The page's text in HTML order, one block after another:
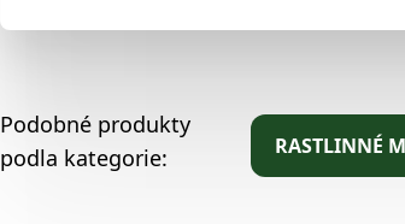
Podobné produkty
podla kategorie:
RASTLINNÉ